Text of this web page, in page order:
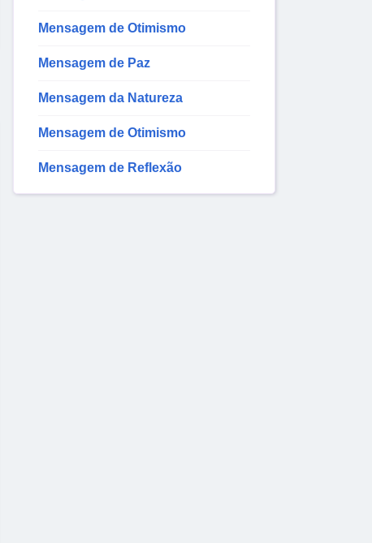
Mensagem de Otimismo
Mensagem de Paz
Mensagem da Natureza
Mensagem de Otimismo
Mensagem de Reflexão